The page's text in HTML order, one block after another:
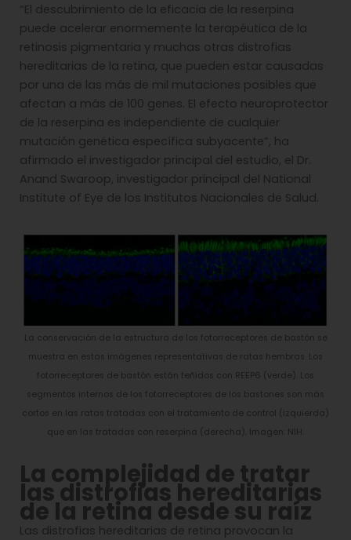
“El descubrimiento de la eficacia de la reserpina
puede acelerar enormemente la terapéutica de la
retinosis pigmentaria y muchas otras distrofias
hereditarias de la retina, que pueden estar causadas
por una de las más de mil mutaciones posibles que
afectan a más de 100 genes. El efecto neuroprotector
de la reserpina es independiente de cualquier
mutación genética específica subyacente”, ha
afirmado el investigador principal del estudio, el Dr.
Anand Swaroop, investigador principal del National
Institute of Eye de los Institutos Nacionales de Salud.
La conservación de la estructura de los fotorreceptores de bastón se
muestra en estas imágenes representativas de ratas hembras. Los
fotorreceptores de bastón están teñidos con REEP6 (verde). Los
segmentos internos de los fotorreceptores de los bastones son más
cortos en las ratas tratadas con el tratamiento de control (izquierda)
que en las tratadas con reserpina (derecha). Imagen: NIH.
La complejidad de tratar
las distrofias hereditarias
de la retina desde su raíz
Las distrofias hereditarias de retina provocan la